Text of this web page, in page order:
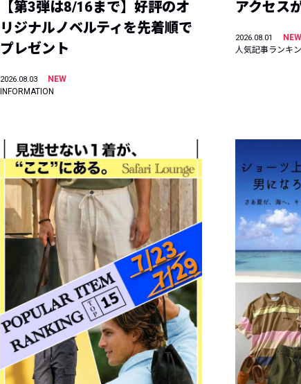
【第3弾は8/16まで】好評のオ
リジナルノベルティを先着順で
プレゼント
2026.08.03
NEW
INFORMATION
アクセス
2026.08.01
NEW
人気記事ランキ